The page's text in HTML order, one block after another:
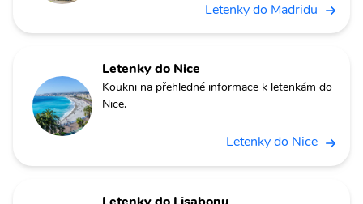
Letenky do Madridu
Letenky do Nice
Koukni na přehledné informace k letenkám do
Nice.
Letenky do Nice